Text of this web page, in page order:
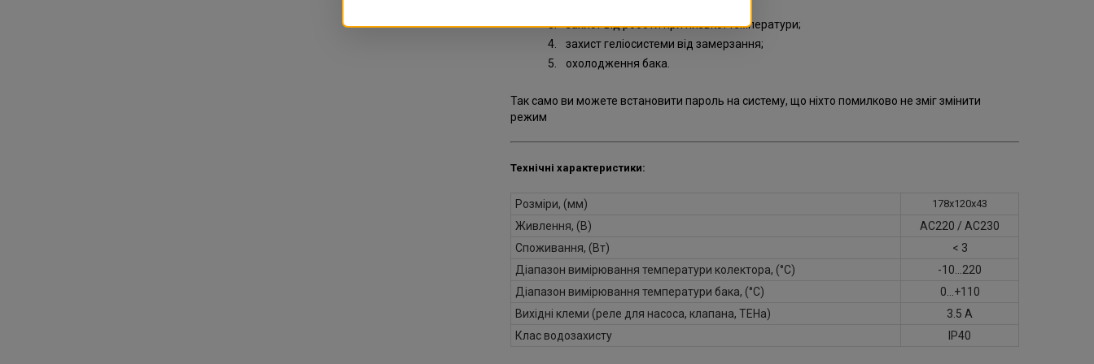
захист від роботи при низької температури;
захист геліосистеми від замерзання;
охолодження бака.
Так само ви можете встановити пароль на систему, що ніхто помилково не зміг змінити
режим
Технічні характеристики:
Розміри, (мм) 178х120х43
Живлення, (В)
АС220 / АС230
Споживання, (Вт)
< 3
Діапазон вимірювання температури колектора, (°С)
-10…220
Діапазон вимірювання температури бака, (°С)
0…+110
Вихідні клеми (реле для насоса, клапана, ТЕНа)
3.5 А
Клас водозахисту
IP40